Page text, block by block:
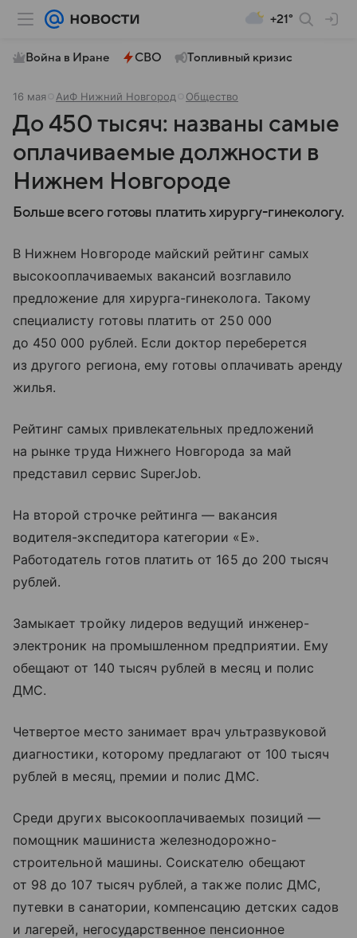
+21°
Война в Иране СВО Топливный кризис
16 мая АиФ Нижний Новгород Общество
До 450 тысяч: названы самые
оплачиваемые должности в
Нижнем Новгороде
Больше всего готовы платить хирургу-гинекологу.
В Нижнем Новгороде майский рейтинг самых
высокооплачиваемых вакансий возглавило
предложение для хирурга-гинеколога. Такому
специалисту готовы платить от 250 000
до 450 000 рублей. Если доктор переберется
из другого региона, ему готовы оплачивать аренду
жилья.
Рейтинг самых привлекательных предложений
на рынке труда Нижнего Новгорода за май
представил сервис SuperJob.
На второй строчке рейтинга — вакансия
водителя-экспедитора категории «Е».
Работодатель готов платить от 165 до 200 тысяч
рублей.
Замыкает тройку лидеров ведущий инженер-
электроник на промышленном предприятии. Ему
обещают от 140 тысяч рублей в месяц и полис
ДМС.
Четвертое место занимает врач ультразвуковой
диагностики, которому предлагают от 100 тысяч
рублей в месяц, премии и полис ДМС.
Среди других высокооплачиваемых позиций —
помощник машиниста железнодорожно-
строительной машины. Соискателю обещают
от 98 до 107 тысяч рублей, а также полис ДМС,
путевки в санатории, компенсацию детских садов
и лагерей, негосударственное пенсионное